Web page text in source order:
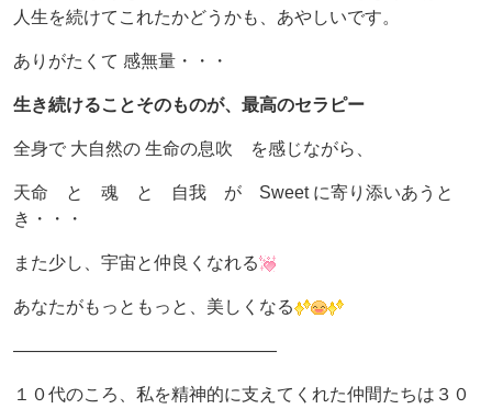
人生を続けてこれたかどうかも、あやしいです。
ありがたくて 感無量・・・
生き続けることそのものが、最高のセラピー
全身で 大自然の 生命の息吹 を感じながら、
天命 と 魂 と 自我 が Sweet に寄り添いあうと
き・・・
また少し、宇宙と仲良くなれる
あなたがもっともっと、美しくなる
———————————————
１０代のころ、私を精神的に支えてくれた仲間たちは３０